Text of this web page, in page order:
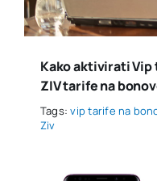
Kako aktivirati Vip
ZIV tarife na
Tags:vip tarife na
Ziv